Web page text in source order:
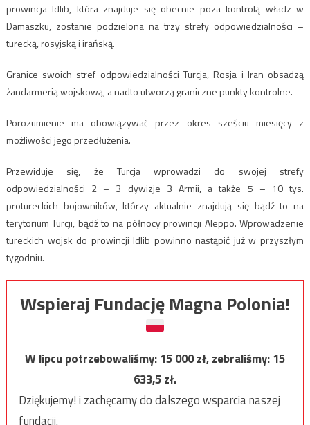
prowincja Idlib, która znajduje się obecnie poza kontrolą władz w
Damaszku, zostanie podzielona na trzy strefy odpowiedzialności –
turecką, rosyjską i irańską.
Granice swoich stref odpowiedzialności Turcja, Rosja i Iran obsadzą
żandarmerią wojskową, a nadto utworzą graniczne punkty kontrolne.
Porozumienie ma obowiązywać przez okres sześciu miesięcy z
możliwości jego przedłużenia.
Przewiduje się, że Turcja wprowadzi do swojej strefy
odpowiedzialności 2 – 3 dywizje 3 Armii, a także 5 – 10 tys.
protureckich bojowników, którzy aktualnie znajdują się bądź to na
terytorium Turcji, bądź to na północy prowincji Aleppo. Wprowadzenie
tureckich wojsk do prowincji Idlib powinno nastąpić już w przyszłym
tygodniu.
Wspieraj Fundację Magna Polonia!
W lipcu potrzebowaliśmy:15 000zł, zebraliśmy:15
633,5zł.
Dziękujemy! i zachęcamy do dalszego wsparcia naszej
fundacji.